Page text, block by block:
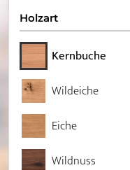
Holzart
Kernbuche
Wildeiche
Eiche
Wildnuss